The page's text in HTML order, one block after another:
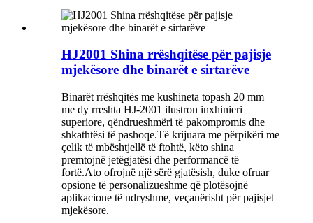
HJ2001 Shina rrëshqitëse për pajisje
mjekësore dhe binarët e sirtarëve
Binarët rrëshqitës me kushineta topash 20 mm
me dy rreshta HJ-2001 ilustron inxhinieri
superiore, qëndrueshmëri të pakompromis dhe
shkathtësi të pashoqe.Të krijuara me përpikëri me
çelik të mbështjellë të ftohtë, këto shina
premtojnë jetëgjatësi dhe performancë të
fortë.Ato ofrojnë një sërë gjatësish, duke ofruar
opsione të personalizueshme që plotësojnë
aplikacione të ndryshme, veçanërisht për pajisjet
mjekësore.